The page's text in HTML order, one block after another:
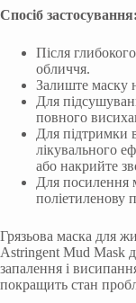
Спосіб застосування:
Після
обличчя.
Залиште маску
Для
повного
Для підтримки
лікувального
або накрийте
Для посилення
поліетиленову
Грязьова маска для
Astringent Mud Mask
запалення і
покращить стан